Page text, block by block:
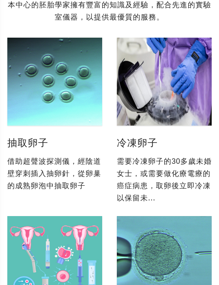
本中心的胚胎學家擁有豐富的知識及經驗，配合先進的實驗
室儀器，以提供最優質的服務。
抽取卵子
借助超聲波探測儀，經陰道
壁穿刺插入抽卵針，從卵巢
的成熟卵泡中抽取卵子
冷凍卵子
需要冷凍卵子的30多歲未婚
女士，或需要做化療電療的
癌症病患，取卵後立即冷凍
以保留未...